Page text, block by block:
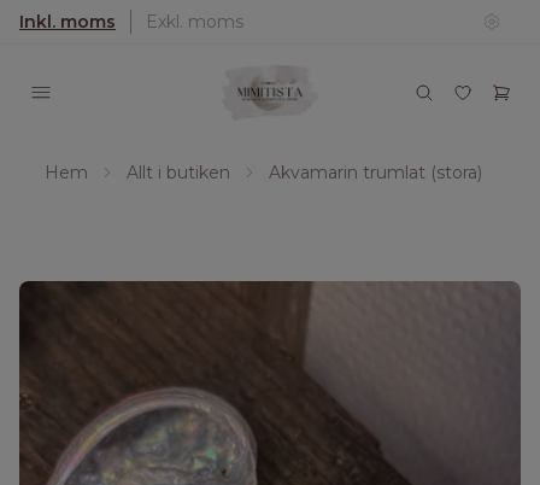
Inkl. moms Exkl. moms
Hem Allt i butiken Akvamarin trumlat (stora)